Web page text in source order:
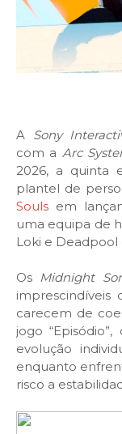
A Sony
com a Arc
2026, a quinta
plantel de
Souls em
uma equipa de
Loki e Deadpool
Os Midnight
carecem de
jogo
evolução
enquanto
risco a